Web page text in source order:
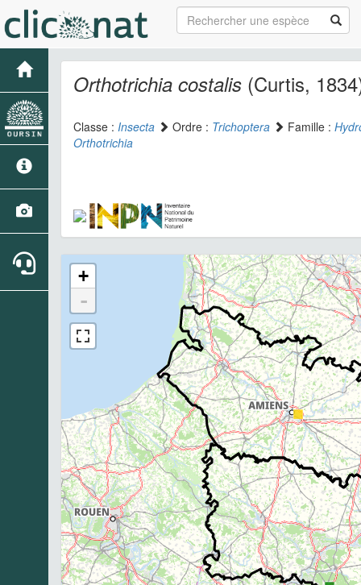
Orthotrichia costalis (Curtis,
Classe : Insecta Ordre : Trichoptera Famille :
Orthotrichia
+
-